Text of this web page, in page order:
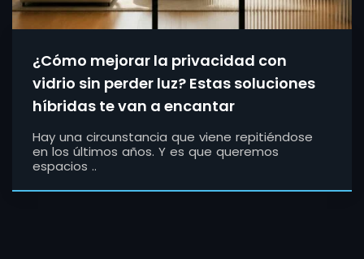
¿Cómo mejorar la privacidad con
vidrio sin perder luz? Estas soluciones
híbridas te van a encantar
Hay una circunstancia que viene repitiéndose
en los últimos años. Y es que queremos
espacios ..